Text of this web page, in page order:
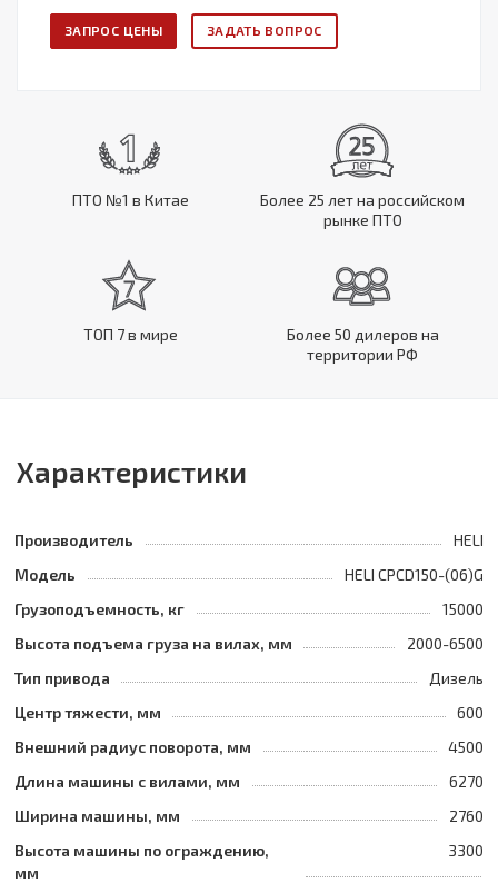
ЗАПРОС ЦЕНЫ ЗАДАТЬ ВОПРОС
ПТО №1 в Китае
Более 25 лет на российском
рынке ПТО
ТОП 7 в мире
Более 50 дилеров на
территории РФ
Характеристики
Производитель
HELI
Модель
HELI CPCD150-(06)G
Грузоподъемность, кг
15000
Высота подъема груза на вилах, мм
2000-6500
Тип привода
Дизель
Центр тяжести, мм
600
Внешний радиус поворота, мм
4500
Длина машины с вилами, мм
6270
Ширина машины, мм
2760
Высота машины по ограждению,
мм
3300